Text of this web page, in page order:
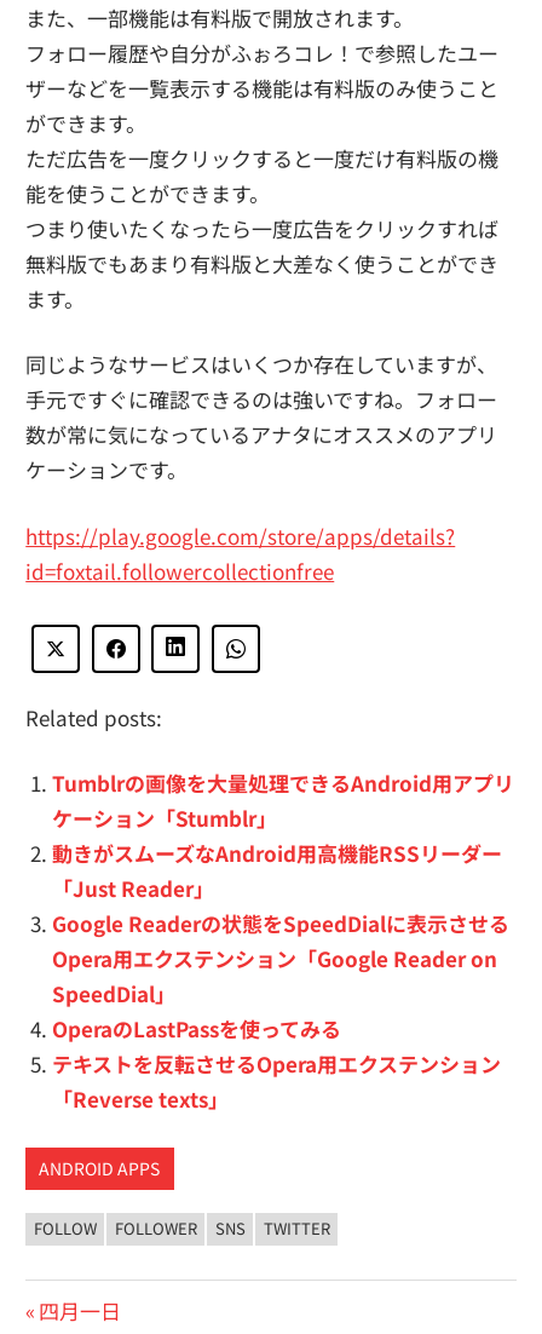
また、一部機能は有料版で開放されます。
フォロー履歴や自分がふぉろコレ！で参照したユー
ザーなどを一覧表示する機能は有料版のみ使うこと
ができます。
ただ広告を一度クリックすると一度だけ有料版の機
能を使うことができます。
つまり使いたくなったら一度広告をクリックすれば
無料版でもあまり有料版と大差なく使うことができ
ます。
同じようなサービスはいくつか存在していますが、
手元ですぐに確認できるのは強いですね。フォロー
数が常に気になっているアナタにオススメのアプリ
ケーションです。
https://play.google.com/store/apps/details?
id=foxtail.followercollectionfree
Related posts:
Tumblrの画像を大量処理できるAndroid用アプリ
ケーション「Stumblr」
動きがスムーズなAndroid用高機能RSSリーダー
「Just Reader」
Google Readerの状態をSpeedDialに表示させる
Opera用エクステンション「Google Reader on
SpeedDial」
OperaのLastPassを使ってみる
テキストを反転させるOpera用エクステンション
「Reverse texts」
ANDROID APPS
FOLLOW FOLLOWER SNS TWITTER
投
前
四月一日